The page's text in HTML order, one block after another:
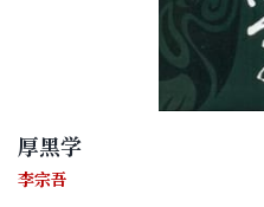
厚黑学
李宗吾